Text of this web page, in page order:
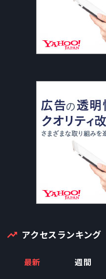
アクセスランキング
最新 週間